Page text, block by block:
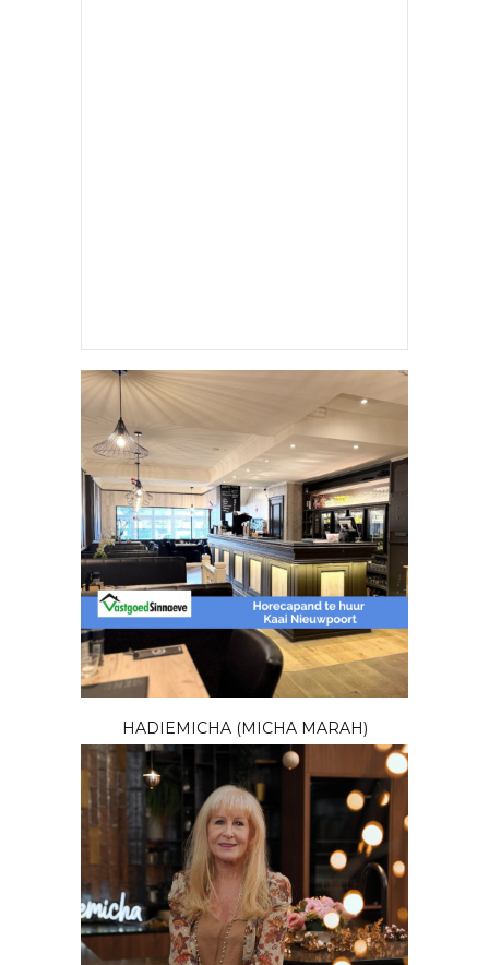
HADIEMICHA (MICHA MARAH)